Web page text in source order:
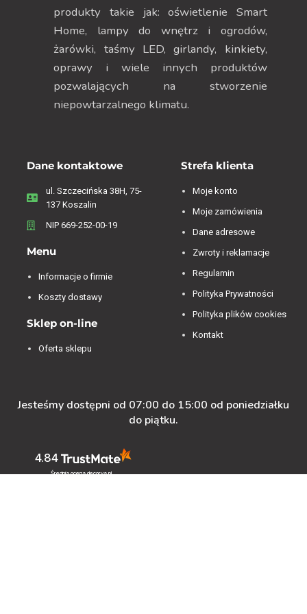
produkty takie jak: oświetlenie Smart
Home, lampy do wnętrz i ogrodów,
żarówki, taśmy LED, girlandy, kinkiety,
oprawy i wiele innych produktów
pozwalających na stworzenie
niepowtarzalnego klimatu.
Dane kontaktowe
ul. Szczecińska 38H, 75-
137 Koszalin
NIP 669-252-00-19
Menu
Informacje o firmie
Koszty dostawy
Sklep on-line
Oferta sklepu
Strefa klienta
Moje konto
Moje zamówienia
Dane adresowe
Zwroty i reklamacje
Regulamin
Polityka Prywatności
Polityka plików cookies
Kontakt
Jesteśmy dostępni od 07:00 do 15:00 od poniedziałku
do piątku.
4.84
Średnia ocena decorya.pl